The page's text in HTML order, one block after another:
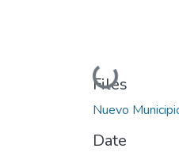
Loading...
Files
Nuevo
Date